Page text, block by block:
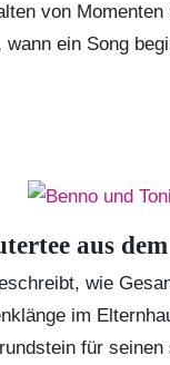
von Momenten
wann ein Song
aus
wie
im
für seinen